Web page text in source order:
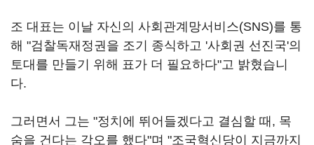
조 대표는 이날 자신의 사회관계망서비스(SNS)를 통
해 "검찰독재정권을 조기 종식하고 '사회권 선진국'의
토대를 만들기 위해 표가 더 필요하다"고 밝혔습니
다.
그러면서 그는 "정치에 뛰어들겠다고 결심할 때, 목
숨을 건다는 각오를 했다"며 "조국혁신당이 지금까지